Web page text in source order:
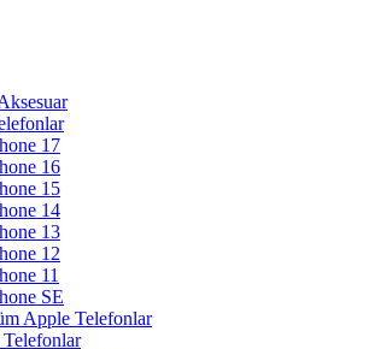
17
16
15
14
13
12
11
SE
Apple Telefonlar